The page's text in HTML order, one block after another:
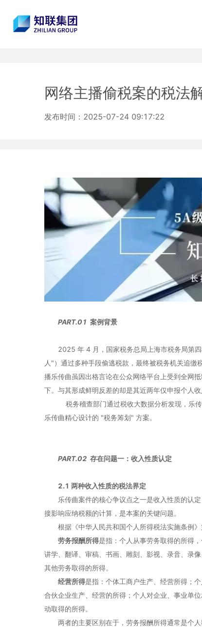
网络主播偷税案的税法
发布时间：2025-07-24 09:17:22
PART.01 案例背景
2025 年 4 月，国家税务总局上海市税务局第
人"）通过多种手段偷逃税款，最终被税务机关追
播乐传曲虽因出格言论在公众网络平台上受到全网
下。与其形成鲜明反差的却是其近两年仅申报个人
税务稽查部门通过税收大数据分析发现，乐
乐传曲精心设计的 "税务筹划" 方案。
PART.02 存在问题一：收入性质认定
2.1 两种收入性质的税法界定
乐传曲案件的核心争议点之一是收入性质的
接影响应纳税额的计算，是本案的关键问题。
根据《中华人民共和国个人所得税法实施条例》
劳务报酬所得是指：个人从事劳务取得的所得
讲学、翻译、审稿、书画、雕刻、影视、录音、录
其他劳务取得的所得。
经营所得是指：个体工商户生产、经营所得；
合伙企业生产、经营的所得；个人对企业、事业单
动取得的所得。
两者的主要区别在于，劳务报酬所得通常是个